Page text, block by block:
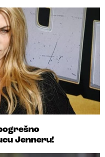
Jenneru!